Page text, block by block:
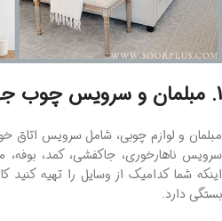
1. مبلمان و سرویس چوب جهیزیه عروس
مبلمان و لوازم چوبی، شامل سرویس اتاق
سرویس ناهارخوری، جاکفشی، کمد، بوفه،
اینکه شما کدامیک از وسایل را تهیه کنید
بستگی دارد.